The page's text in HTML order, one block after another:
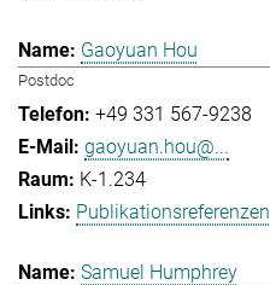
Gaoyuan Hou
Postdoc
+49 331 567-9238
gaoyuan.hou@...
K-1.234
Publikationsreferenzen
Samuel Humphrey